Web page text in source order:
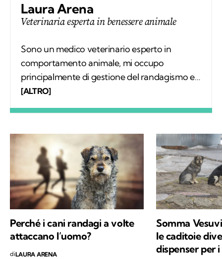
Laura Arena
Veterinaria esperta in benessere animale
Sono un medico veterinario esperto in
comportamento animale, mi occupo
principalmente di gestione del randagismo e
delle colonie feline, benessere animale e
e Serbia.
[ALTRO]
Perché i cani randagi a volte
attaccano l’uomo?
diLAURA ARENA
Somma
le caditoie
dispenser per